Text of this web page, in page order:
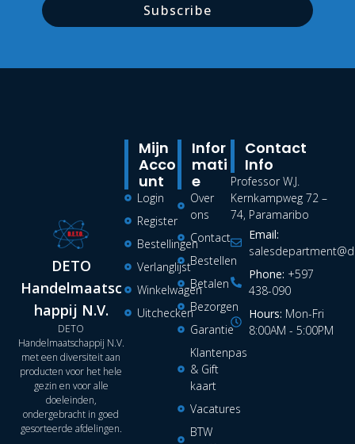
Subscribe
DETO
Handelmaatsc
happij N.V.
DETO
Handelmaatschappij N.V.
met een diversiteit aan
producten voor het hele
gezin en voor alle
doeleinden,
ondergebracht in goed
gesorteerde afdelingen.
Infor
Mati
E
Over
ons
Contact
Bestellen
Betalen
Bezorgen
Garantie
Klantenpas
& Gift
kaart
Vacatures
BTW
Mijn
Acco
Unt
Login
Register
Bestellingen
Verlanglijst
Winkelwagen
Uitchecken
Contact
Info
Professor W.J.
Kernkampweg 72 –
74, Paramaribo
Email:
Phone: +597
438-090
Hours: Mon-Fri
8:00AM - 5:00PM